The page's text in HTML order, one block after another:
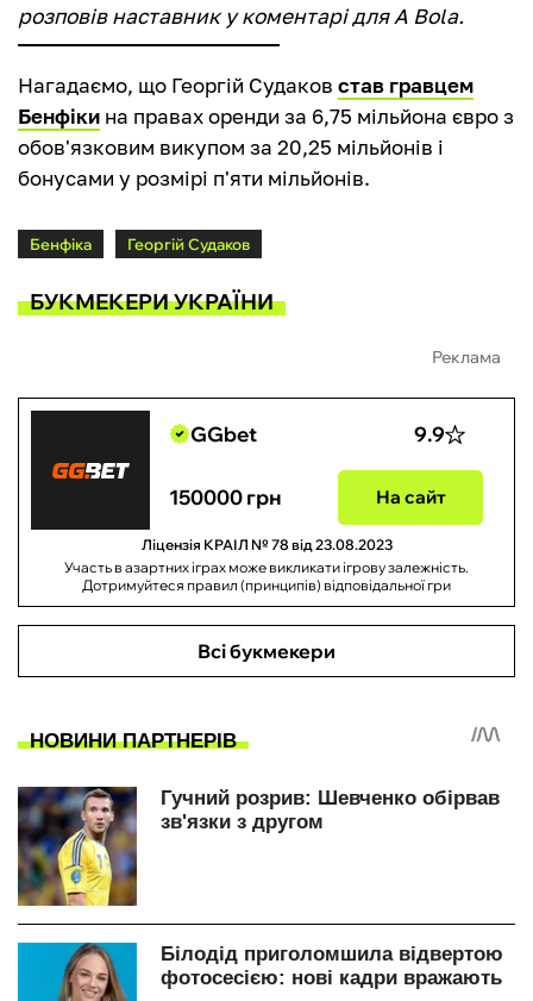
розповів наставник у коментарі для A Bola.
Нагадаємо, що Георгій Судаков став гравцем
Бенфіки на правах оренди за 6,75 мільйона євро з
обов'язковим викупом за 20,25 мільйонів і
бонусами у розмірі п'яти мільйонів.
Бенфіка Георгій Судаков
БУКМЕКЕРИ УКРАЇНИ
Реклама
GGbet 9.9
150000 грн На сайт
Ліцензія КРАІЛ № 78 від 23.08.2023
Участь в азартних іграх може викликати ігрову залежність.
Дотримуйтеся правил (принципів) відповідальної гри
Всі букмекери